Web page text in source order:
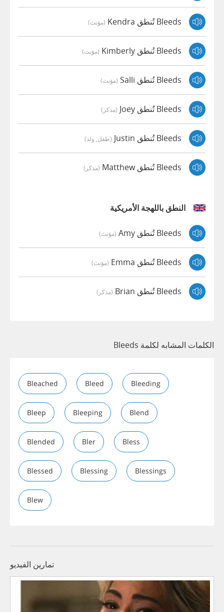
Bleeds تُنطق Kendra (مؤنث)
Bleeds تُنطق Kimberly (مؤنث)
Bleeds تُنطق Salli (مؤنث)
Bleeds تُنطق Joey (مذكر)
Bleeds تُنطق Justin (طفل, ولد)
Bleeds تُنطق Matthew (مذكر)
النطق باللهجة الأمريكية
Bleeds تُنطق Amy (مؤنث)
Bleeds تُنطق Emma (مؤنث)
Bleeds تُنطق Brian (مذكر)
الكلمات المشابه لكلمة Bleeds
Bleached Bleed Bleeding
Bleep Bleeping Blend
Blended Bler Bless
Blessed Blessing Blessings
Blew
تمارين الفيديو